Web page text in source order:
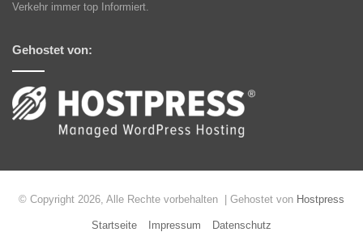
Verkehr immer top Informiert.
Gehostet von:
© Copyright 2026, Alle Rechte vorbehalten | Gehostet von Hostpress
Startseite Impressum Datenschutz